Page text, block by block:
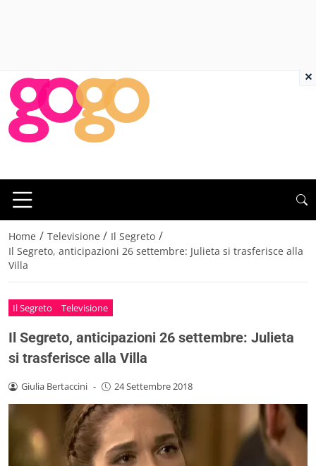
Home / Televisione / Il Segreto /
Il Segreto, anticipazioni 26 settembre: Julieta si trasferisce alla
Villa
Il Segreto Televisione
Il Segreto, anticipazioni 26 settembre: Julieta
si trasferisce alla Villa
Giulia Bertaccini - 24 Settembre 2018
×